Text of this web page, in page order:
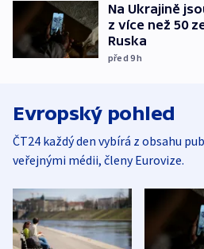
Na Ukrajině
z více než 50
Ruska
před 9h
Evropský pohled
ČT24 každý den vybírá z obsahu
veřejnými médii, členy Eurovize.